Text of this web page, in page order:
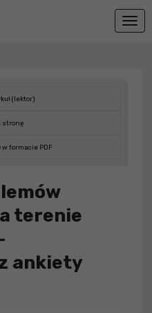
(lektor)
stronę
formacie PDF
terenie
ankiety